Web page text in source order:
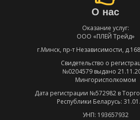
О нас
Оказание услуг:
ООО «ПЛЕЙ Трейд»
г.Минск, пр-т Независимости,
Свидетельство о
№0204579 выдано
Мингорисполкомом
Дата регистрации №572982 в
Республики Беларусь:
УНП: 193657932